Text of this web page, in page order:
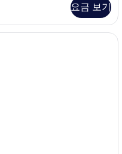
요금 보기